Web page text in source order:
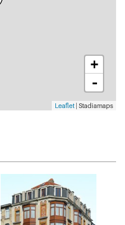
+
-
Leaflet | Stadiamaps